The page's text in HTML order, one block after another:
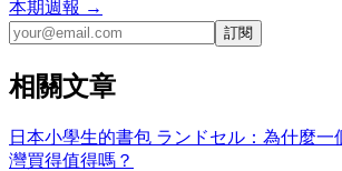
本期週報 →
訂閱
相關文章
日本小學生的書包 ランドセル：為什麼一
灣買得值得嗎？